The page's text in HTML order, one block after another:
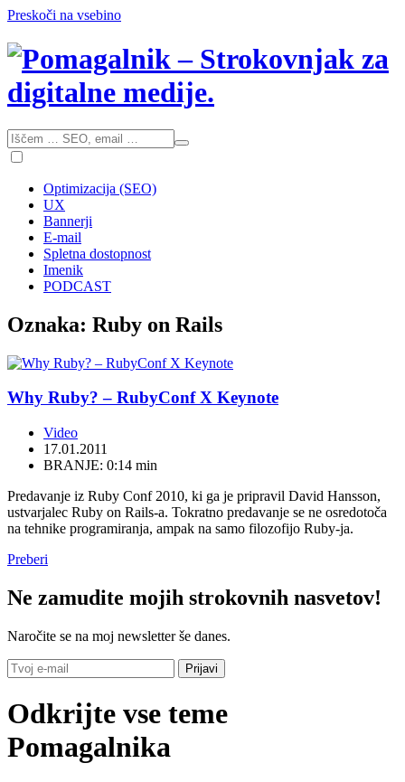
Preskoči na vsebino
Optimizacija (SEO)
UX
Bannerji
E-mail
Spletna dostopnost
Imenik
PODCAST
Oznaka: Ruby on Rails
Why Ruby? – RubyConf X Keynote
Video
17.01.2011
BRANJE: 0:14 min
Predavanje iz Ruby Conf 2010, ki ga je pripravil David Hansson,
ustvarjalec Ruby on Rails-a. Tokratno predavanje se ne osredotoča
na tehnike programiranja, ampak na samo filozofijo Ruby-ja.
Preberi
Ne zamudite mojih strokovnih nasvetov!
Naročite se na moj newsletter še danes.
Odkrijte vse teme
Pomagalnika